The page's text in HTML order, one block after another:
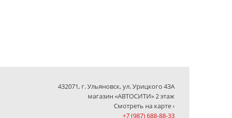
432071, г. Ульяновск, ул. Урицкого 43А
магазин «АВТОСИТИ» 2 этаж
Смотреть на карте ›
+7 (987) 688-88-33